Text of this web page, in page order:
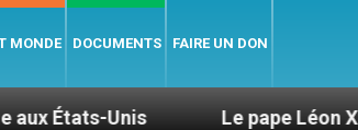
MONDE DOCUMENTS FAIRE UN DON
Le pape Léon XIV se rendra